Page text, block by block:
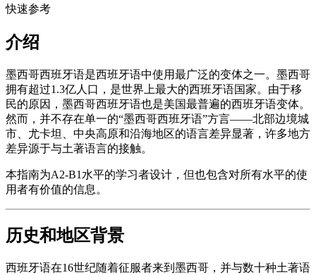
快速参考
介绍
墨西哥西班牙语是西班牙语中使用最广泛的变体之一。墨西哥
拥有超过1.3亿人口，是世界上最大的西班牙语国家。由于移
民的原因，墨西哥西班牙语也是美国最普遍的西班牙语变体。
然而，并不存在单一的“墨西哥西班牙语”方言——北部边境城
市、尤卡坦、中央高原和沿海地区的语言差异显著，许多地方
差异源于与土著语言的接触。
本指南为A2-B1水平的学习者设计，但也包含对所有水平的使
用者有价值的信息。
历史和地区背景
西班牙语在16世纪随着征服者来到墨西哥，并与数十种土著语